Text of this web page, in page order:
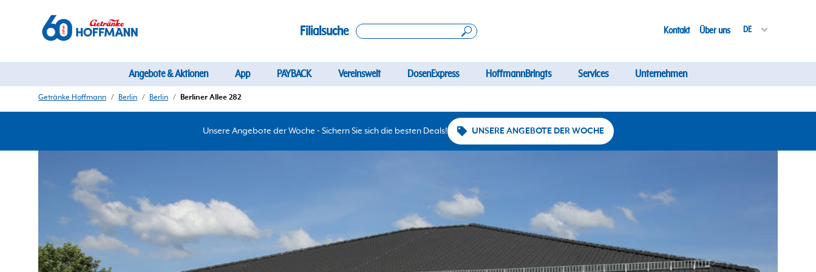
Filialsuche Kontakt Über uns DE
Angebote & Aktionen App PAYBACK Vereinswelt DosenExpress HoffmannBringts Services Unternehmen
Getränke Hoffmann / Berlin / Berlin / Berliner Allee 282
Unsere Angebote der Woche - Sichern Sie sich die besten Deals! UNSERE ANGEBOTE DER WOCHE